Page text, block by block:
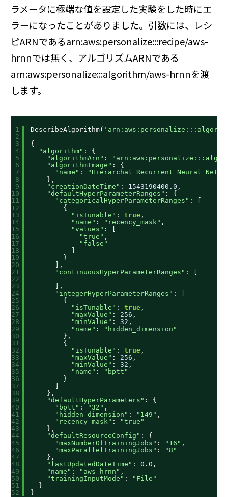
ラメータに極端な値を設定した実験をした時にエ
ラーになったことがありました。引数には、レシ
ピARNであるarn:aws:personalize:::recipe/aws-
hrnnでは無く、アルゴリズムARNである
arn:aws:personalize:::algorithm/aws-hrnnを渡
します。
1
2
3
4
5
6
7
8
9
10
11
12
13
14
15
16
17
18
19
20
21
22
23
24
25
26
27
28
29
30
31
32
33
34
35
36
37
38
39
40
41
42
43
44
45
46
47
48
49
50
51
52
DescribeAlgorithm(
{
"algorithm" : {
"algorithmArn" :
"algorithmImage" : {
"name" :
"Hierarchal Recurrent Neural Net"
},
"creationDateTime" : 1543190400 . 0 ,
"defaultHyperParameterRanges" : {
"categoricalHyperParameterRanges" : [
{
"isTunable" : true ,
"name" : "recency_mask" ,
"values" : [
"true" ,
"false"
]
}
],
"continuousHyperParameterRanges" : [
],
"integerHyperParameterRanges" : [
{
"isTunable" : true ,
"maxValue" : 256 ,
"minValue" : 32 ,
"name" :
"hidden_dimension"
},
{
"isTunable" : true ,
"maxValue" : 256 ,
"minValue" : 32 ,
"name" :
"bptt"
}
]
},
"defaultHyperParameters" : {
"bptt" : "32" ,
"hidden_dimension" : "149" ,
"recency_mask" :
"true"
},
"defaultResourceConfig" : {
"maxNumberOfTrainingJobs" : "16" ,
"maxParallelTrainingJobs" :
"8"
},
"lastUpdatedDateTime" : 0 . 0 ,
"name" : "aws-hrnn" ,
"trainingInputMode" :
"File"
}
}